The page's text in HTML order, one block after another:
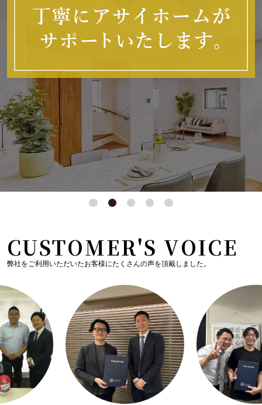
CUSTOMER'S VOICE
弊社をご利用いただいたお客様にたくさんの声を頂戴しました。